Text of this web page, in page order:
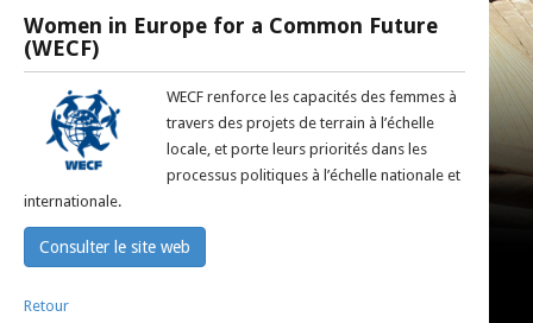
Women in Europe for a Common Future
(WECF)
WECF renforce les capacités des femmes à
travers des projets de terrain à l’échelle
locale, et porte leurs priorités dans les
processus politiques à l’échelle nationale et
internationale.
Consulter le site web
Retour